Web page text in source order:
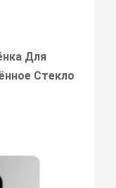
Для
Стекло